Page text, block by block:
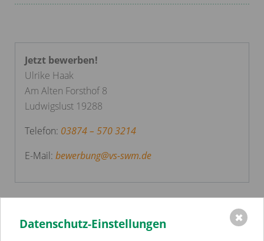
Jetzt bewerben!
Ulrike Haak
Am Alten Forsthof 8
Ludwigslust 19288
Telefon: 03874 – 570 3214
E-Mail: bewerbung@vs-swm.de
Einrichtungen
Datenschutz-Einstellungen ✖